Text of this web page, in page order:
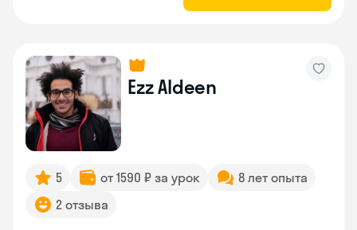
Ezz Aldeen
5 от 1590 ₽ за урок
8 лет опыта
2 отзыва